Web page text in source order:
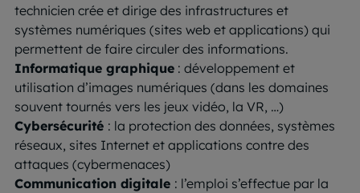
technicien crée et dirige des infrastructures et
systèmes numériques (sites web et applications) qui
permettent de faire circuler des informations.
Informatique graphique : développement et
utilisation d’images numériques (dans les domaines
souvent tournés vers les jeux vidéo, la VR, …)
Cybersécurité : la protection des données, systèmes
réseaux, sites Internet et applications contre des
attaques (cybermenaces)
Communication digitale : l’emploi s’effectue par la